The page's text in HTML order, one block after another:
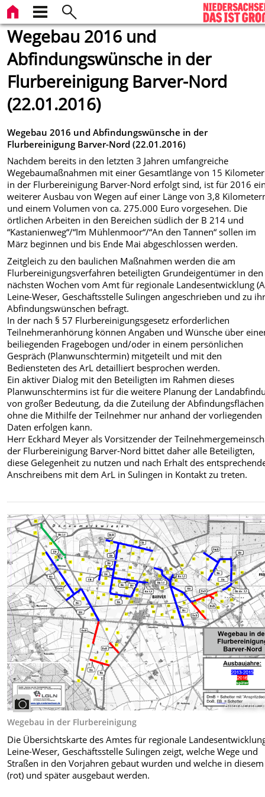
Wegebau 2016 und
Abfindungswünsche in der
Flurbereinigung Barver-Nord
(22.01.2016)
Wegebau 2016 und Abfindungswünsche in der
Flurbereinigung Barver-Nord (22.01.2016)
Nachdem bereits in den letzten 3 Jahren umfangreiche
Wegebaumaßnahmen mit einer Gesamtlänge von 15
in der Flurbereinigung Barver-Nord erfolgt sind, ist für 2016
weiterer Ausbau von Wegen auf einer Länge von 3,8
und einem Volumen von ca. 275.000 Euro vorgesehen. Die
örtlichen Arbeiten in den Bereichen südlich der B 214 und
“Kastanienweg“/“Im Mühlenmoor“/“An den Tannen“ sollen im
März beginnen und bis Ende Mai abgeschlossen werden.
Zeitgleich zu den baulichen Maßnahmen werden die am
Flurbereinigungsverfahren beteiligten Grundeigentümer in den
nächsten Wochen vom Amt für regionale Landesentwicklung
Leine-Weser, Geschäftsstelle Sulingen angeschrieben und zu
Abfindungswünschen befragt.
In der nach § 57 Flurbereinigungsgesetz erforderlichen
Teilnehmeranhörung können Angaben und Wünsche über
beiliegenden Fragebogen und/oder in einem persönlichen
Gespräch (Planwunschtermin) mitgeteilt und mit den
Bediensteten des ArL detailliert besprochen werden.
Ein aktiver Dialog mit den Beteiligten im Rahmen dieses
Planwunschtermins ist für die weitere Planung der
von großer Bedeutung, da die Zuteilung der Abfindungsflächen
ohne die Mithilfe der Teilnehmer nur anhand der vorliegenden
Daten erfolgen kann.
Herr Eckhard Meyer als Vorsitzender der
der Flurbereinigung Barver-Nord bittet daher alle Beteiligten,
diese Gelegenheit zu nutzen und nach Erhalt des
Anschreibens mit dem ArL in Sulingen in Kontakt zu treten.
Bildrechte:
Wegebau in der Flurbereinigung
Die Übersichtskarte des Amtes für regionale
Leine-Weser, Geschäftsstelle Sulingen zeigt, welche Wege und
Straßen in den Vorjahren gebaut wurden und welche in diesem
(rot) und später ausgebaut werden.